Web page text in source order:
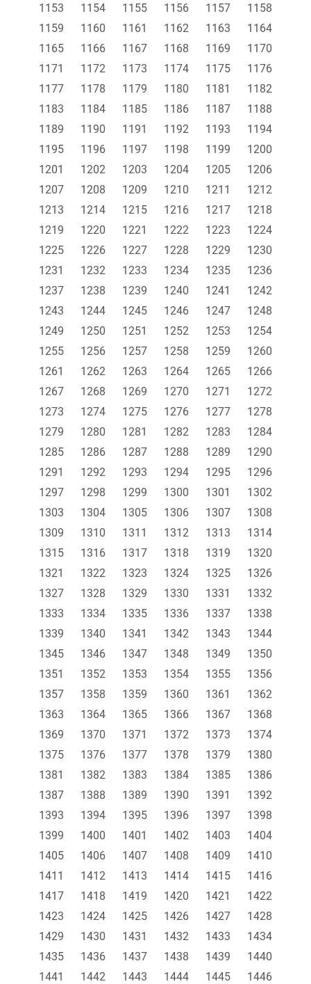
1153 1154 1155 1156 1157
1158
1159
1160 1161 1162 1163
1164
1165
1166 1167 1168 1169
1170
1171
1172 1173 1174 1175
1176
1177
1178 1179 1180 1181
1182
1183
1184 1185 1186 1187
1188
1189
1190 1191 1192 1193
1194
1195
1196 1197 1198 1199
1200
1201
1202 1203 1204 1205
1206
1207
1208 1209 1210 1211
1212
1213
1214 1215 1216 1217
1218
1219
1220 1221 1222 1223
1224
1225
1226 1227 1228 1229
1230
1231
1232 1233 1234 1235
1236
1237
1238 1239 1240 1241
1242
1243
1244 1245 1246 1247
1248
1249
1250 1251 1252 1253
1254
1255
1256 1257 1258 1259
1260
1261
1262 1263 1264 1265
1266
1267
1268 1269 1270 1271
1272
1273
1274 1275 1276 1277
1278
1279
1280 1281 1282 1283
1284
1285
1286 1287 1288 1289
1290
1291
1292 1293 1294 1295
1296
1297
1298 1299 1300 1301
1302
1303
1304 1305 1306 1307
1308
1309
1310 1311 1312 1313
1314
1315
1316 1317 1318 1319
1320
1321
1322 1323 1324 1325
1326
1327
1328 1329 1330 1331
1332
1333
1334 1335 1336 1337
1338
1339
1340 1341 1342 1343
1344
1345
1346 1347 1348 1349
1350
1351
1352 1353 1354 1355
1356
1357
1358 1359 1360 1361
1362
1363
1364 1365 1366 1367
1368
1369
1370 1371 1372 1373
1374
1375
1376 1377 1378 1379
1380
1381
1382 1383 1384 1385
1386
1387
1388 1389 1390 1391
1392
1393
1394 1395 1396 1397
1398
1399
1400 1401 1402 1403
1404
1405
1406 1407 1408 1409
1410
1411
1412 1413 1414 1415
1416
1417
1418 1419 1420 1421
1422
1423
1424 1425 1426 1427
1428
1429
1430 1431 1432 1433
1434
1435
1436 1437 1438 1439
1440
1441
1442 1443 1444 1445
1446